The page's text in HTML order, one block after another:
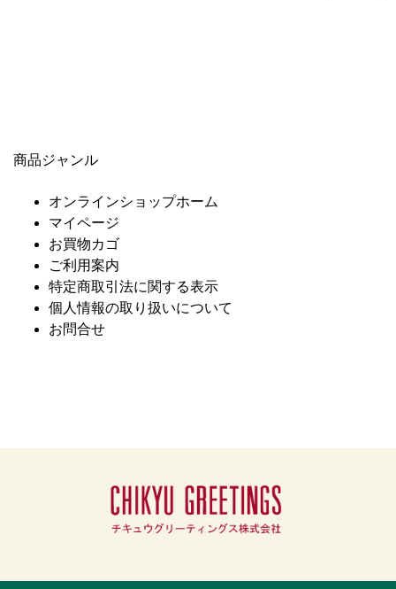
商品ジャンル
オンラインショップホーム
マイページ
お買物カゴ
ご利用案内
特定商取引法に関する表示
個人情報の取り扱いについて
お問合せ